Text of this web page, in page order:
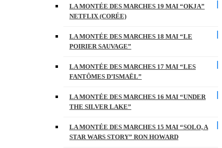
LA MONTÉE DES MARCHES 19 MAI “OKJA”
NETFLIX (CORÉE)
LA MONTÉE DES MARCHES 18 MAI “LE
POIRIER SAUVAGE”
LA MONTÉE DES MARCHES 17 MAI “LES
FANTÔMES D’ISMAËL”
LA MONTÉE DES MARCHES 16 MAI “UNDER
THE SILVER LAKE”
LA MONTÉE DES MARCHES 15 MAI “SOLO, A
STAR WARS STORY” RON HOWARD